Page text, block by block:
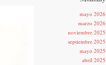
mayo 2026
marzo 2026
noviembre 2025
septiembre 2025
mayo 2025
abril 2025